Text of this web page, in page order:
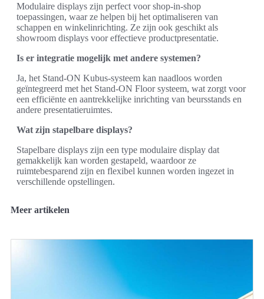
Modulaire displays zijn perfect voor shop-in-shop
toepassingen, waar ze helpen bij het optimaliseren van
schappen en winkelinrichting. Ze zijn ook geschikt als
showroom displays voor effectieve productpresentatie.
Is er integratie mogelijk met andere systemen?
Ja, het Stand-ON Kubus-systeem kan naadloos worden
geïntegreerd met het Stand-ON Floor systeem, wat zorgt voor
een efficiënte en aantrekkelijke inrichting van beursstands en
andere presentatieruimtes.
Wat zijn stapelbare displays?
Stapelbare displays zijn een type modulaire display dat
gemakkelijk kan worden gestapeld, waardoor ze
ruimtebesparend zijn en flexibel kunnen worden ingezet in
verschillende opstellingen.
Meer artikelen